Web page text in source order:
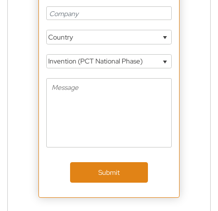
Country
Invention (PCT National Phase)
Submit